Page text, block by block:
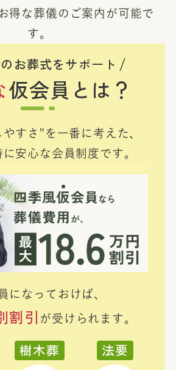
得な葬儀のご案内が可能で
す。
お葬式をサポート
仮会員とは？
すさ"を一番に考えた、
安心な会員制度です。
になっておけば、
割引 が受けられます。
樹木葬 法要